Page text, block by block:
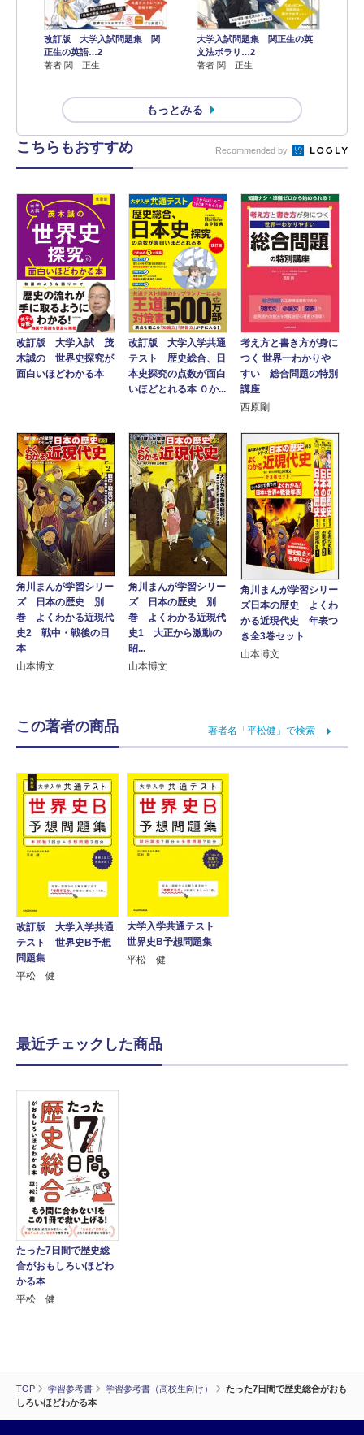
TOP 学習参考書 学習参考書（高校生向け）
たった7日間で歴史総合がおも
しろいほどわかる本
改訂版 大学入試問題集 関
正生の英語…2
著者 関 正生
大学入試問題集 関正生の英
文法ポラリ…2
著者 関 正生
もっとみる
こちらもおすすめ Recommended by
改訂版 大学入試 茂
木誠の 世界史探究が
面白いほどわかる本
改訂版 大学入学共通
テスト 歴史総合、日
本史探究の点数が面白
いほどとれる本 ０か...
考え方と書き方が身に
つく 世界一わかりや
すい 総合問題の特別
講座
西原剛
角川まんが学習シリー
ズ 日本の歴史 別
巻 よくわかる近現代
史2 戦中・戦後の日
本
山本博文
角川まんが学習シリー
ズ 日本の歴史 別
巻 よくわかる近現代
史1 大正から激動の
昭...
山本博文
角川まんが学習シリー
ズ日本の歴史 よくわ
かる近現代史 年表つ
き全3巻セット
山本博文
この著者の商品 著者名「平松健」で検索
改訂版 大学入学共通
テスト 世界史B予想
問題集
平松 健
大学入学共通テスト
世界史B予想問題集
平松 健
最近チェックした商品
たった7日間で歴史総
合がおもしろいほどわ
かる本
平松 健